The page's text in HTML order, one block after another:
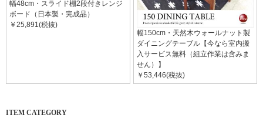
幅48cm・スライド棚2段付きレンジ
ボード（日本製・完成品）
￥25,891(税抜)
幅150cm・天然木ウォールナット製
ダイニングテーブル【今なら室内搬
入サービス無料（組立作業は含みま
せん）】
￥53,446(税抜)